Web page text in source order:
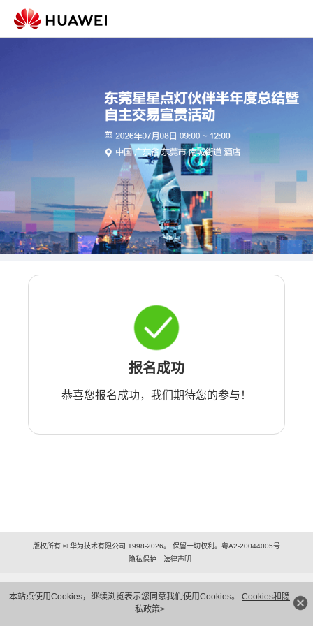
本站点使用Cookies，继续浏览表示您同意我们使用Cookies。 Cookies和隐
私政策>
报名成功
恭喜您报名成功，我们期待您的参与！
版权所有 © 华为技术有限公司 1998-2026。 保留一切权利。粤A2-20044005号
隐私保护
法律声明